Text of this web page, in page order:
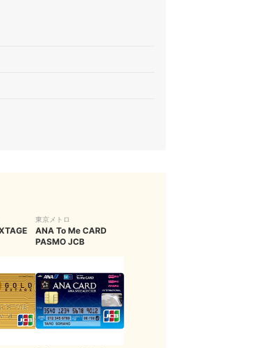
東京メトロ
ANA To Me CARD
PASMO JCB